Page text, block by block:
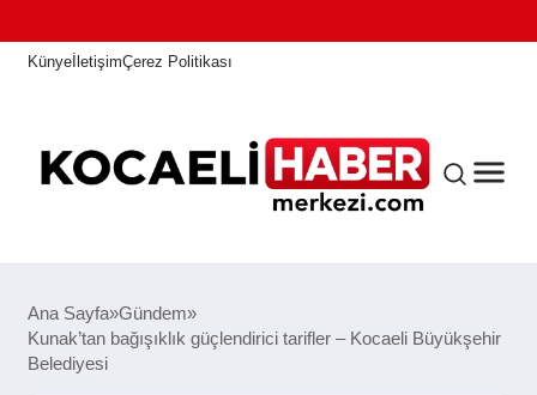
KünyeİletişimÇerez Politikası
ANASAYFA
Ana Sayfa Gündem
Kunak’tan bağışıklık güçlendirici tarifler – Kocaeli Büyükşehir
Belediyesi